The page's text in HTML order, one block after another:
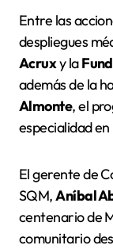
Entre las
despliegues
Acruxy la
además de la
Almonte, el
especialidad
El gerente de
SQM,Aníbal
centenario de
comunitario